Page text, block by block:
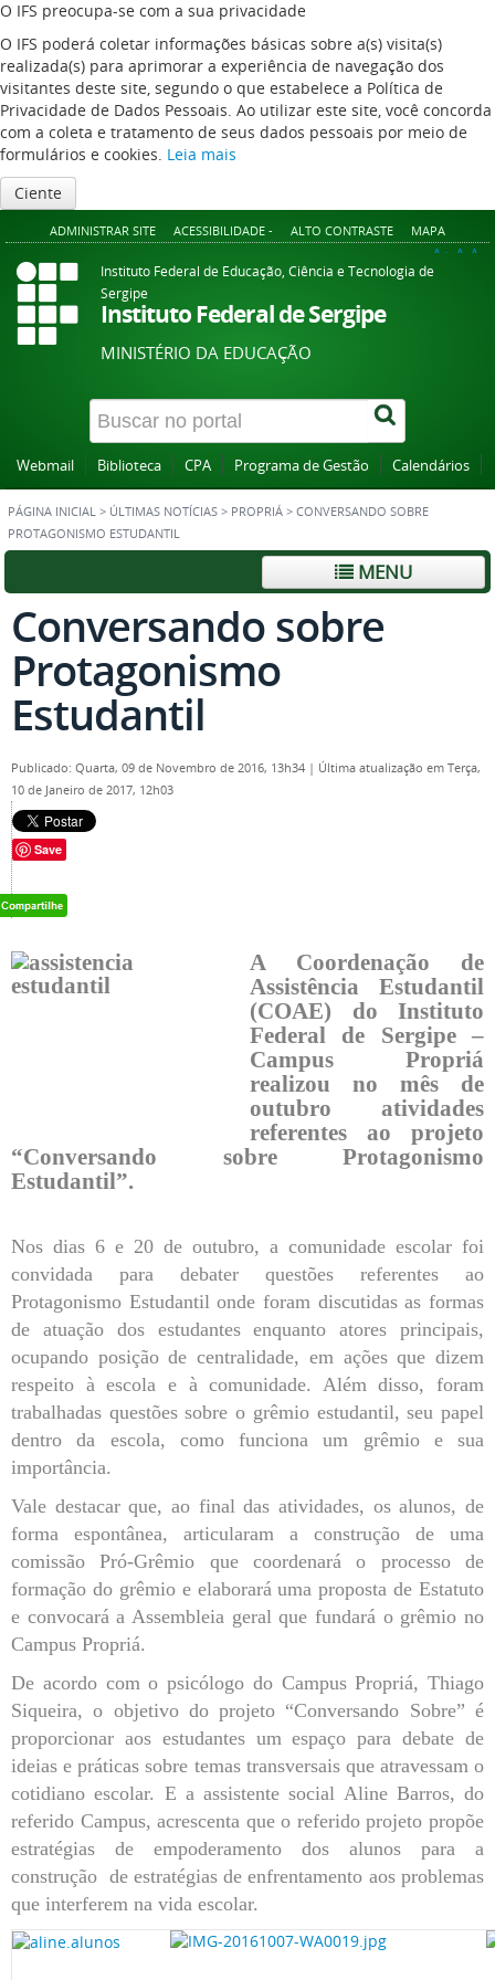
O IFS preocupa-se com a sua privacidade
O IFS poderá coletar informações básicas sobre a(s) visita(s)
realizada(s) para aprimorar a experiência de navegação dos
visitantes deste site, segundo o que estabelece a Política de
Privacidade de Dados Pessoais. Ao utilizar este site, você concorda
com a coleta e tratamento de seus dados pessoais por meio de
formulários e cookies. Leia mais
Ciente
ADMINISTRAR SITE ACESSIBILIDADE - ALTO CONTRASTE MAPA
A+ A A-
Instituto Federal de Educação, Ciência e Tecnologia de
Sergipe
Instituto Federal de Sergipe
MINISTÉRIO DA EDUCAÇÃO
Webmail Biblioteca CPA Programa de Gestão Calendários
PÁGINA INICIAL > ÚLTIMAS NOTÍCIAS > PROPRIÁ > CONVERSANDO SOBRE
PROTAGONISMO ESTUDANTIL
MENU
Conversando sobre
Protagonismo
Estudantil
Publicado: Quarta, 09 de Novembro de 2016, 13h34 | Última atualização em Terça,
10 de Janeiro de 2017, 12h03
Save
A Coordenação de
Assistência Estudantil
(COAE) do Instituto
Federal de Sergipe –
Campus Propriá
realizou no mês de
outubro atividades
referentes ao projeto
“Conversando sobre Protagonismo
Estudantil”.
Nos dias 6 e 20 de outubro, a comunidade escolar foi
convidada para debater questões referentes ao
Protagonismo Estudantil onde foram discutidas as formas
de atuação dos estudantes enquanto atores principais,
ocupando posição de centralidade, em ações que dizem
respeito à escola e à comunidade. Além disso, foram
trabalhadas questões sobre o grêmio estudantil, seu papel
dentro da escola, como funciona um grêmio e sua
importância.
Vale destacar que, ao final das atividades, os alunos, de
forma espontânea, articularam a construção de uma
comissão Pró-Grêmio que coordenará o processo de
formação do grêmio e elaborará uma proposta de Estatuto
e convocará a Assembleia geral que fundará o grêmio no
Campus Propriá.
De acordo com o psicólogo do Campus Propriá, Thiago
Siqueira, o objetivo do projeto “Conversando Sobre” é
proporcionar aos estudantes um espaço para debate de
ideias e práticas sobre temas transversais que atravessam o
cotidiano escolar. E a assistente social Aline Barros, do
referido Campus, acrescenta que o referido projeto propõe
estratégias de empoderamento dos alunos para a
construção de estratégias de enfrentamento aos problemas
que interferem na vida escolar.